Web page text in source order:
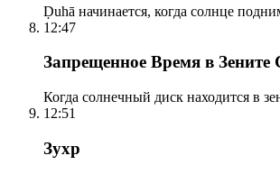
Ḍuhā начинается, когда солнце
12:47
Запрещенное Время в Зените
Когда солнечный диск находится в
12:51
Зухр